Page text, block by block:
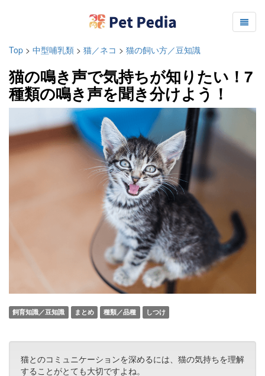
Top > 中型哺乳類 > 猫／ネコ > 猫の飼い方／豆知識
猫の鳴き声で気持ちが知りたい！7
種類の鳴き声を聞き分けよう！
飼育知識／豆知識 まとめ 種類／品種 しつけ
猫とのコミュニケーションを深めるには、猫の気持ちを理解
することがとても大切ですよね。